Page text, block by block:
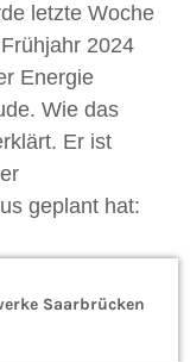
letzte Woche
2024
Energie
Wie das
Er ist
geplant hat:
Saarbrücken